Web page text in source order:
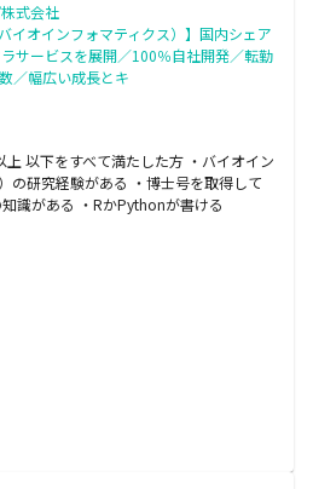
式会社
イオインフォマティクス）】国内シェア
サービスを展開／100％自社開発／転勤
／幅広い成長とキ
以下をすべて満たした方 ・バイオイン
の研究経験がある ・博士号を取得して
識がある ・RかPythonが書ける